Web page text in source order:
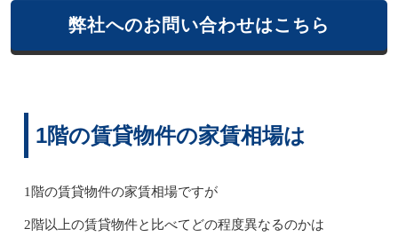
弊社へのお問い合わせはこちら
1階の賃貸物件の家賃相場は
1階の賃貸物件の家賃相場ですが
2階以上の賃貸物件と比べてどの程度異なるのかは